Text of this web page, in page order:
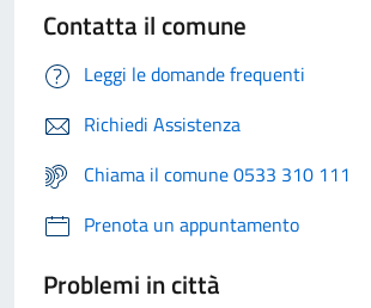
Contatta il comune
Leggi le domande frequenti
Richiedi Assistenza
Chiama il comune 0533 310 111
Prenota un appuntamento
Problemi in città